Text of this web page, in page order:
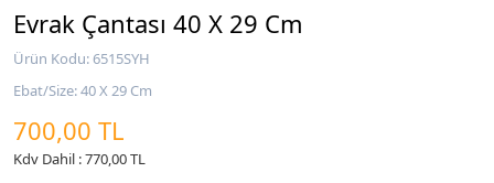
Evrak Çantası 40 X 29 Cm
Ürün Kodu: 6515SYH
Ebat/Size: 40 X 29 Cm
700,00 TL
Kdv Dahil : 770,00 TL